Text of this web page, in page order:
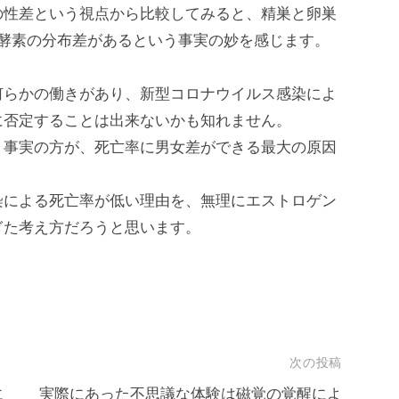
差という視点から比較してみると、精巣と卵巣
の分布差があるという事実の妙を感じます。
かの働きがあり、新型コロナウイルス感染によ
定することは出来ないかも知れません。
実の方が、死亡率に男女差ができる最大の原因
よる死亡率が低い理由を、無理にエストロゲン
考え方だろうと思います。
次の投稿
実際にあった不思議な体験は磁覚の覚醒によ